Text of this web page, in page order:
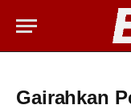
Gairahkan